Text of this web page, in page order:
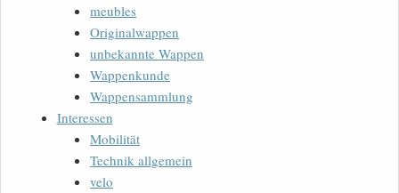
meubles
Originalwappen
unbekannte Wappen
Wappenkunde
Wappensammlung
Interessen
Mobilität
Technik allgemein
velo